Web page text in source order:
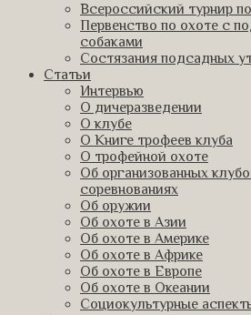
Всероссийский турнир
Первенство по охоте с
собаками
Состязания подсадных
Статьи
Интервью
О дичеразведении
О клубе
О Книге трофеев клуба
О трофейной охоте
Об организованных
соревнованиях
Об оружии
Об охоте в Азии
Об охоте в Америке
Об охоте в Африке
Об охоте в Европе
Об охоте в Океании
Социокультурные